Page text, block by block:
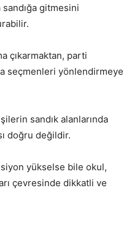
gitmesini
çıkarmaktan, parti
seçmenleri yönlendirmeye
sandık alanlarında
doğru değildir.
yükselse bile okul,
çevresinde dikkatli ve